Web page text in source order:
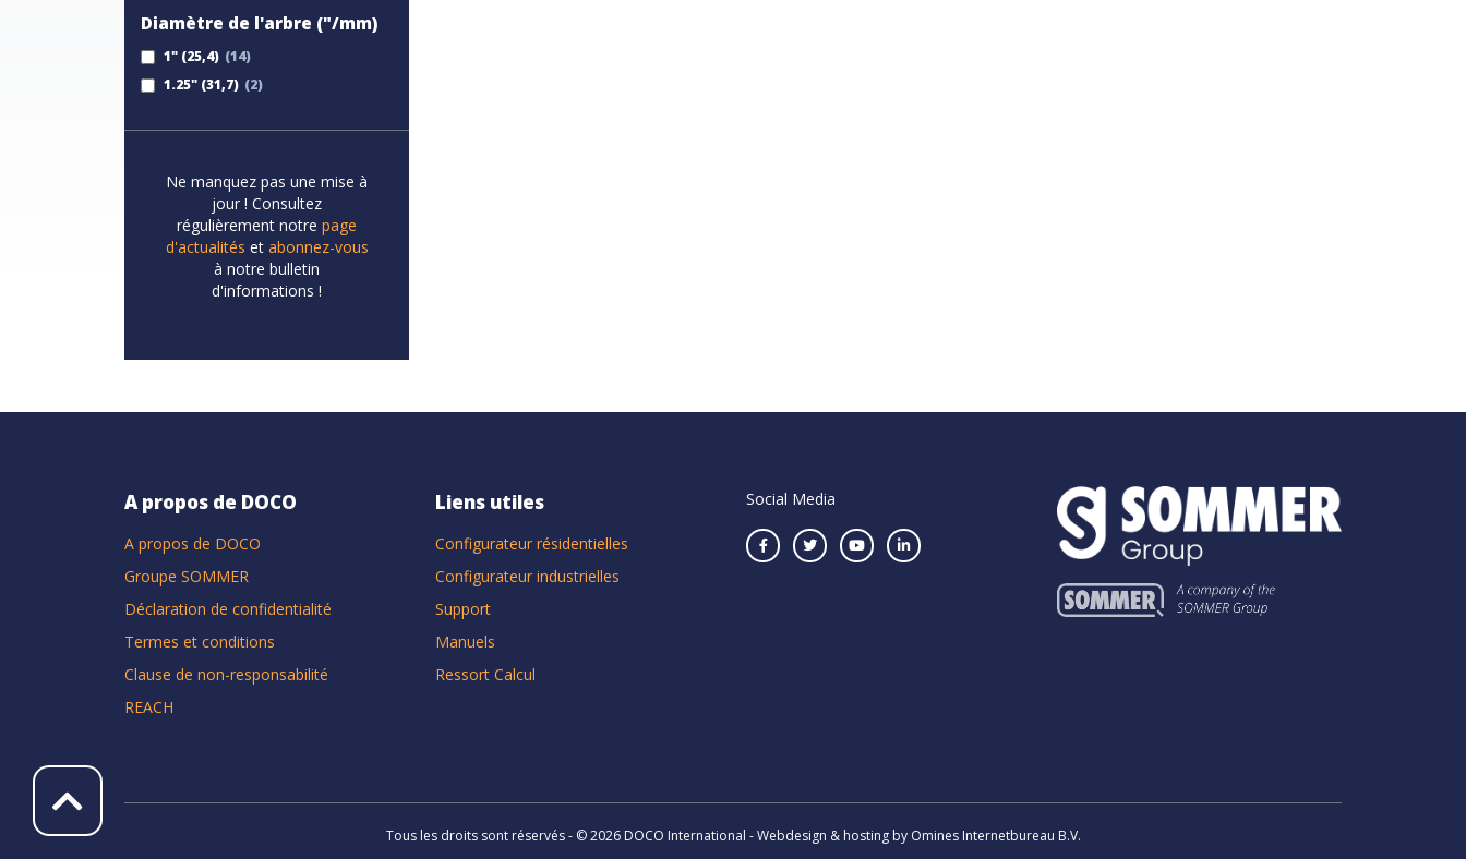
Diamètre de l'arbre ("/mm)
1" (25,4)
1.25" (31,7)
Ne manquez pas une mise à
jour ! Consultez
régulièrement notre page
d'actualités et abonnez-vous
à notre bulletin
d'informations !
A propos de DOCO
A propos de DOCO
Groupe SOMMER
Déclaration de confidentialité
Termes et conditions
Clause de non-responsabilité
REACH
Liens utiles
Configurateur résidentielles
Configurateur industrielles
Support
Manuels
Ressort Calcul
Social Media
Tous les droits sont réservés - © 2026 DOCO International - Webdesign & hosting by Omines Internetbureau B.V.